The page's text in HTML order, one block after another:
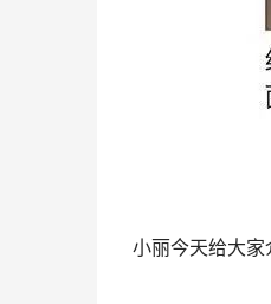
小丽今天给大